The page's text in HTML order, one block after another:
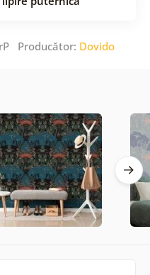
Producător: Dovido